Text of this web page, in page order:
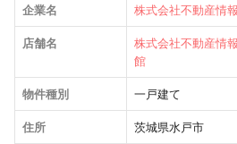
企業名 株式会社不動産情
店舗名
株式会社不動産情
館
物件種別 一戸建て
住所 茨城県水戸市